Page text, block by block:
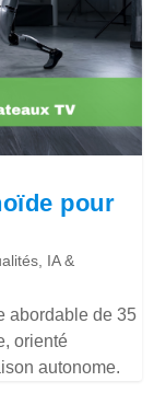
pour
IA &
abordable de 35
orienté
autonome.